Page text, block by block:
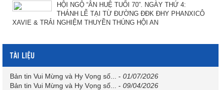
HỘI NGỘ “ÂN HUỆ TUỔI 70”. NGÀY THỨ 4:
THÁNH LỄ TẠI TỪ ĐƯỜNG ĐĐK ĐHY PHANXICÔ
XAVIE & TRẢI NGHIỆM THUYỀN THÚNG HỘI AN
TÀI LIỆU
Bản tin Vui Mừng và Hy Vọng số... - 01/07/2026
Bản tin Vui Mừng và Hy Vọng số...
- 09/04/2026